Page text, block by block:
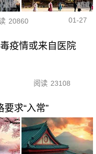
20860 01-27
疫情或来自医院
阅读 23108
求“入常”